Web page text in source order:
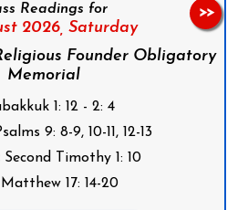
Readings for
2026, Saturday
Founder Obligatory
Memorial
1: 12 - 2: 4
9: 8-9, 10-11, 12-13
Second Timothy 1: 10
17: 14-20
>>